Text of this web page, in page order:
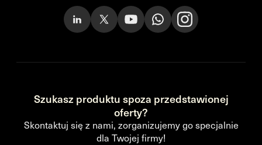
Szukasz produktu spoza przedstawionej
oferty?
Skontaktuj się z nami, zorganizujemy go specjalnie
dla Twojej firmy!